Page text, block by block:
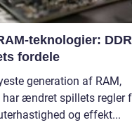
teknologier:
fordele
generation af RAM,
har ændret spillets regler
og effekt...